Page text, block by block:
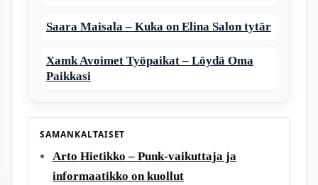
Saara Maisala – Kuka on Elina Salon tytär
Xamk Avoimet Työpaikat – Löydä Oma
Paikkasi
SAMANKALTAISET
Arto Hietikko – Punk-vaikuttaja ja
informaatikko on kuollut